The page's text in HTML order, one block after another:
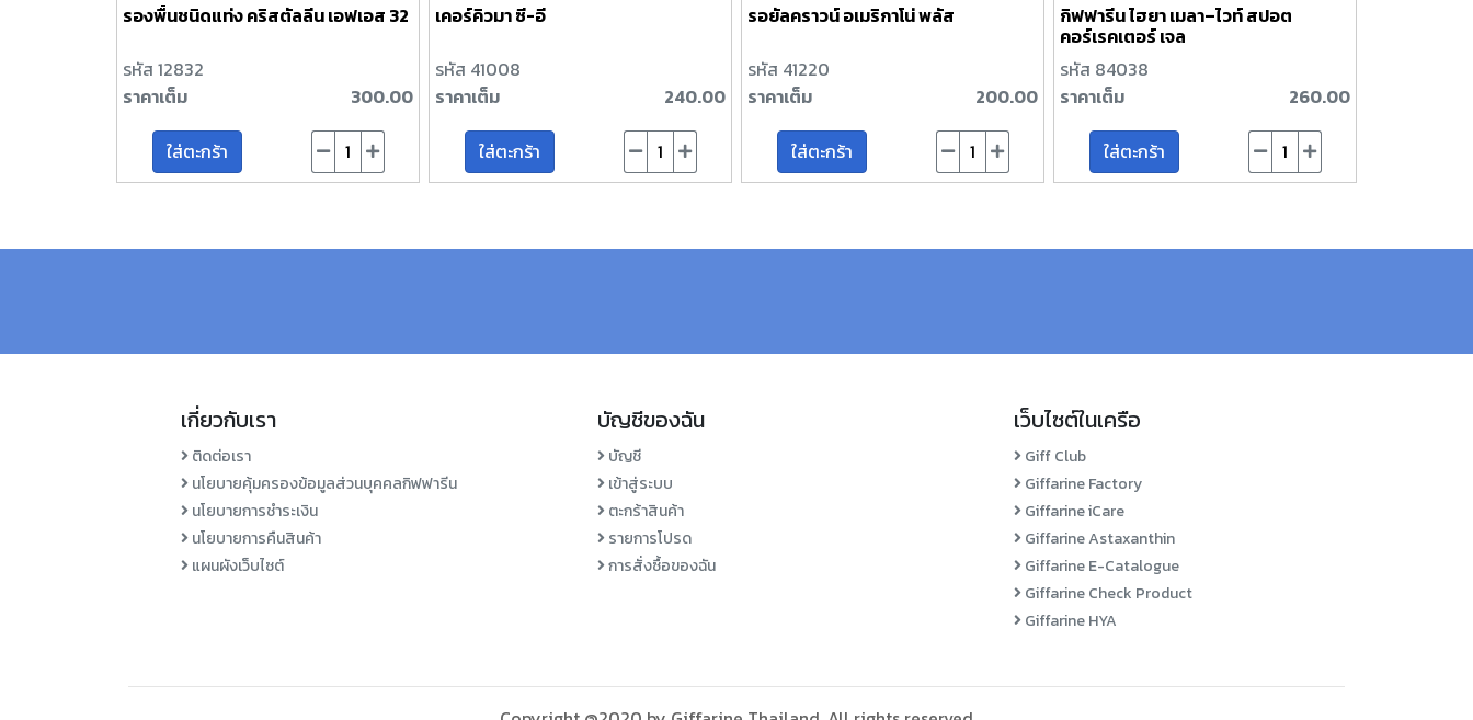
รองพื้นชนิดแท่ง คริสตัลลีน เอฟเอส 32
รหัส 12832
ราคาเต็ม
300.00
ใส่ตะกร้า
เคอร์คิวมา ซี-อี
รหัส 41008
ราคาเต็ม
240.00
ใส่ตะกร้า
รอยัลคราวน์ อเมริกาโน่ พลัส
รหัส 41220
ราคาเต็ม
200.00
ใส่ตะกร้า
กิฟฟารีน ไฮยา เมลา–ไวท์ สปอต
คอร์เรคเตอร์ เจล
รหัส 84038
ราคาเต็ม
260.00
ใส่ตะกร้า
เกี่ยวกับเรา
ติดต่อเรา
นโยบายคุ้มครองข้อมูลส่วนบุคคลกิฟฟารีน
นโยบายการชำระเงิน
นโยบายการคืนสินค้า
แผนผังเว็บไซต์
บัญชีของฉัน
บัญชี
เข้าสู่ระบบ
ตะกร้าสินค้า
รายการโปรด
การสั่งซื้อของฉัน
เว็บไซต์ในเครือ
Giff Club
Giffarine Factory
Giffarine iCare
Giffarine Astaxanthin
Giffarine E-Catalogue
Giffarine Check Product
Giffarine HYA